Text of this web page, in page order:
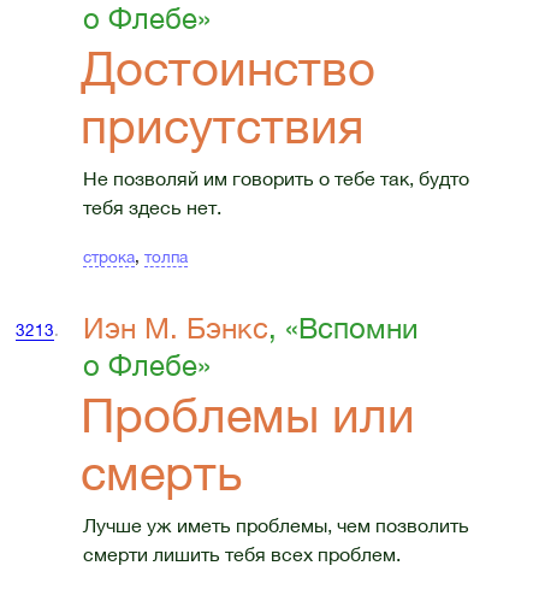
о Флебе»
Достоинство
присутствия
Не позволяй им говорить о тебе так, будто
тебя здесь нет.
строка,толпа
3213. Иэн М. Бэнкс, «Вспомни
о Флебе»
Проблемы или
смерть
Лучше уж иметь проблемы, чем позволить
смерти лишить тебя всех проблем.